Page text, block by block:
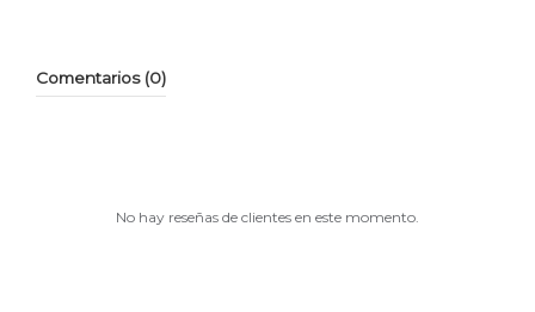
Comentarios (0)
No hay reseñas de clientes en este momento.